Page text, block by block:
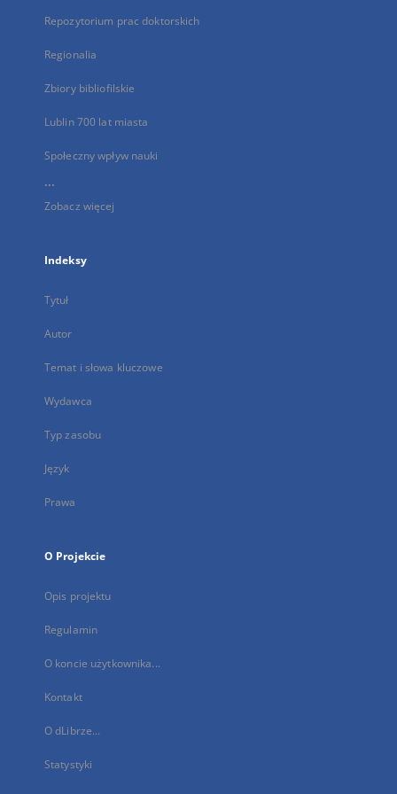
Repozytorium prac doktorskich
Regionalia
Zbiory bibliofilskie
Lublin 700 lat miasta
Społeczny wpływ nauki
...
Zobacz więcej
Indeksy
Tytuł
Autor
Temat i słowa kluczowe
Wydawca
Typ zasobu
Język
Prawa
O Projekcie
Opis projektu
Regulamin
O koncie użytkownika...
Kontakt
O dLibrze...
Statystyki